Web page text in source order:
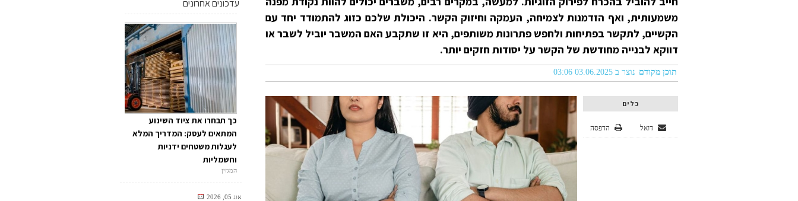
משמעותית, ואף הזדמנות לצמיחה, העמקה וחיזוק הקשר. היכולת שלכם כזוג להתמודד יחד עם
הקשיים, לתקשר בפתיחות ולחפש פתרונות משותפים, היא זו שתקבע האם המשבר יוביל לשבר או
דווקא לבנייה מחודשת של הקשר על יסודות חזקים יותר.
תוכן מקודם נוצר ב 03.06.2025 03:06
כלים
הדפסה דואל
עדכונים אחרונים
כך תבחרו את ציוד השינוע
המתאים לעסק: המדריך המלא
לעגלות משטחים ידניות
וחשמליות
המגזין
אוג 05, 2026